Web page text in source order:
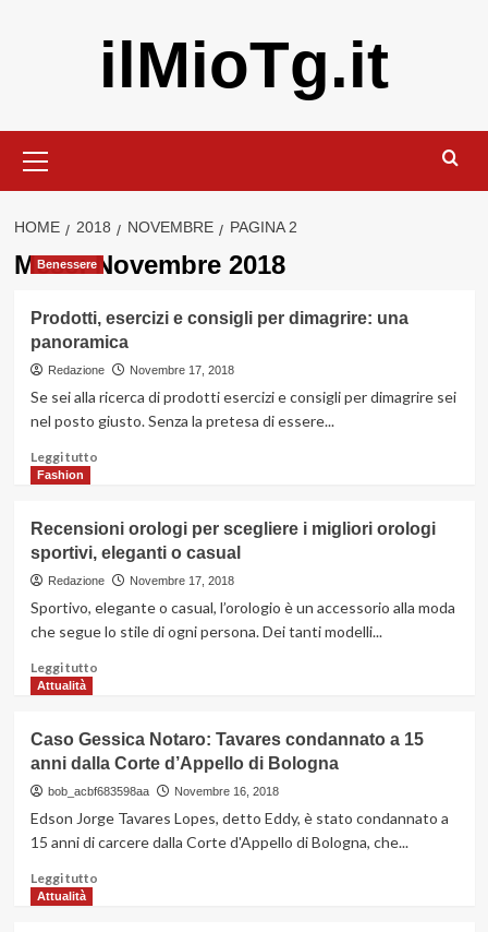
ilMioTg.it
principale
HOME 2018 NOVEMBRE PAGINA 2
Mese:Novembre 2018
Benessere
Prodotti, esercizi e consigli per dimagrire: una
panoramica
Redazione Novembre 17, 2018
Se sei alla ricerca di prodotti esercizi e consigli per dimagrire sei
nel posto giusto. Senza la pretesa di essere...
Leggi tuttoLeggi
Prodotti,
esercizi
e
consigli
per
dimagrire:
Fashion
Recensioni orologi per scegliere i migliori orologi
sportivi, eleganti o casual
Redazione Novembre 17, 2018
Sportivo, elegante o casual, l’orologio è un accessorio alla moda
che segue lo stile di ogni persona. Dei tanti modelli...
Leggi tuttoLeggi
Recensioni
orologi
per
scegliere
i
migliori
Attualità
Caso Gessica Notaro: Tavares condannato a 15
anni dalla Corte d’Appello di Bologna
bob_acbf683598aa Novembre 16, 2018
Edson Jorge Tavares Lopes, detto Eddy, è stato condannato a
15 anni di carcere dalla Corte d'Appello di Bologna, che...
Leggi tuttoLeggi
Attualità